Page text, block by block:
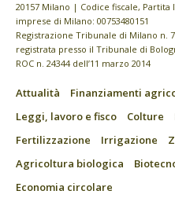
20157 Milano | Codice fiscale, Partita
imprese di Milano: 00753480151
Registrazione Tribunale di Milano n.
registrata presso il Tribunale di
ROC n. 24344 dell’11 marzo 2014
Attualità Finanziamenti
Leggi, lavoro e fisco
Colture
Fertilizzazione
Irrigazione
Agricoltura biologica
Economia circolare